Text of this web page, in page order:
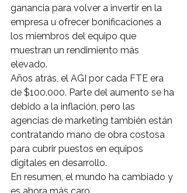
ganancia para volver a invertir en la
empresa u ofrecer bonificaciones a
los miembros del equipo que
muestran un rendimiento más
elevado.
Años atrás, el AGI por cada FTE era
de $100.000. Parte del aumento se ha
debido a la inflación, pero las
agencias de marketing también están
contratando mano de obra costosa
para cubrir puestos en equipos
digitales en desarrollo.
En resumen, el mundo ha cambiado y